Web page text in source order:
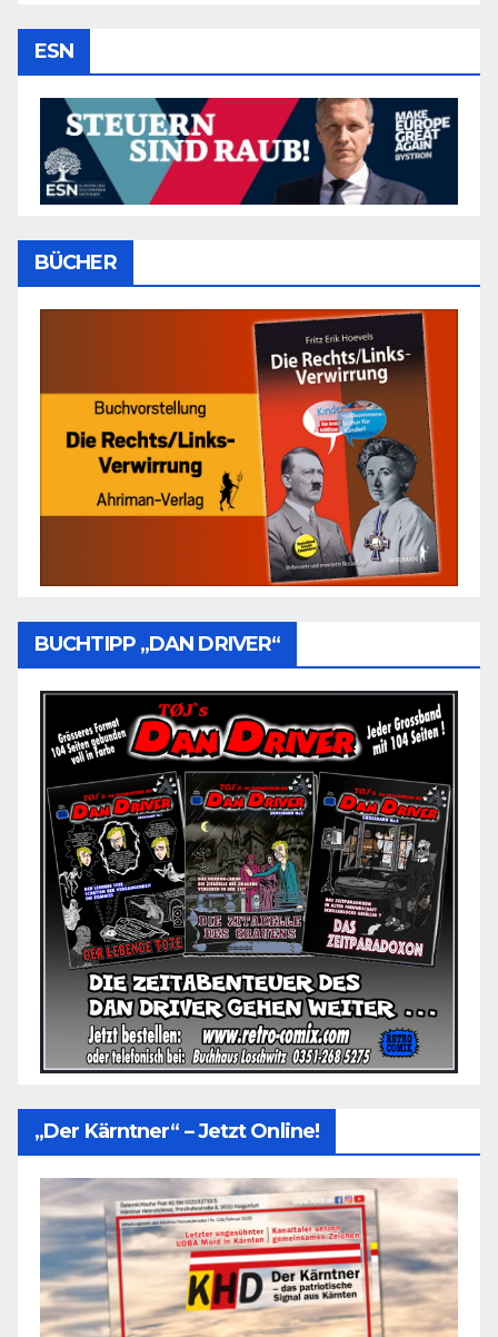
ESN
BÜCHER
BUCHTIPP „DAN DRIVER“
„Der Kärntner“ – Jetzt Online!